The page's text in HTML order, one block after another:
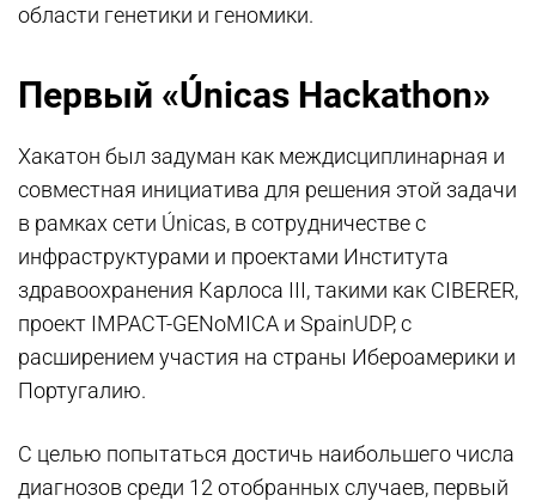
области генетики и геномики.
Первый «Únicas Hackathon»
Хакатон был задуман как междисциплинарная и
совместная инициатива для решения этой задачи
в рамках сети Únicas, в сотрудничестве с
инфраструктурами и проектами Института
здравоохранения Карлоса III, такими как CIBERER,
проект IMPACT-GENoMICA и SpainUDP, с
расширением участия на страны Ибероамерики и
Португалию.
С целью попытаться достичь наибольшего числа
диагнозов среди 12 отобранных случаев, первый